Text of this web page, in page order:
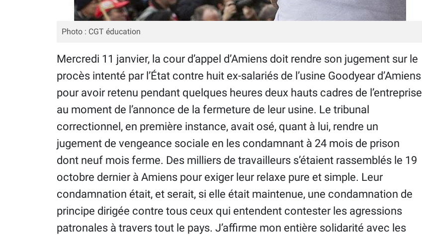
Photo : CGT éducation
Mercredi 11 janvier, la cour d’appel d’Amiens doit rendre son jugement sur le
procès intenté par l’État contre huit ex-salariés de l’usine Goodyear d’Amiens
pour avoir retenu pendant quelques heures deux hauts cadres de l’entreprise
au moment de l’annonce de la fermeture de leur usine. Le tribunal
correctionnel, en première instance, avait osé, quant à lui, rendre un
jugement de vengeance sociale en les condamnant à 24 mois de prison
dont neuf mois ferme. Des milliers de travailleurs s’étaient rassemblés le 19
octobre dernier à Amiens pour exiger leur relaxe pure et simple. Leur
condamnation était, et serait, si elle était maintenue, une condamnation de
principe dirigée contre tous ceux qui entendent contester les agressions
patronales à travers tout le pays. J’affirme mon entière solidarité avec les